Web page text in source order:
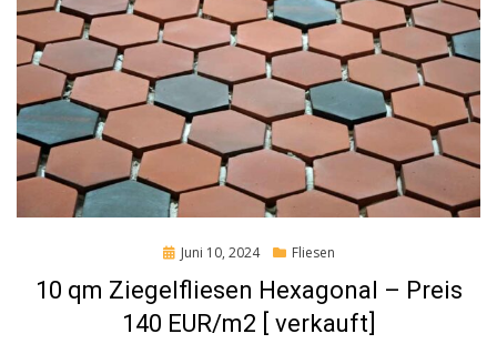
PostedJuni 10, 2024 Fliesen
10 qm Ziegelfliesen Hexagonal – Preis
140 EUR/m2 [ verkauft]